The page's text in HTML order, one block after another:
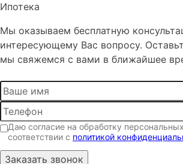
Ипотека
Мы оказываем бесплатную
интересующему Вас вопросу.
мы свяжемся с вами в ближайшее
Даю согласие на обработку
соответствии с политикой